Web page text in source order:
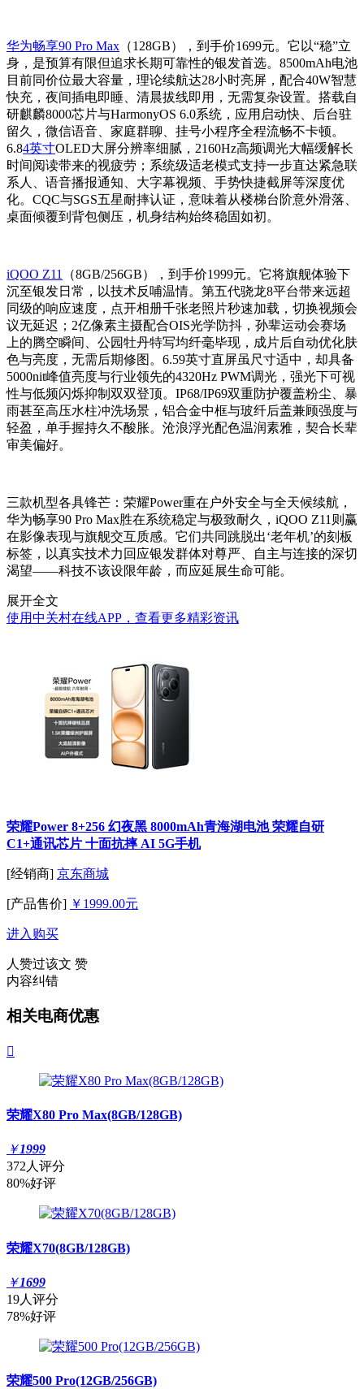
华为畅享90 Pro Max （128GB），到手价1699元。它以“稳”立
身，是预算有限但追求长期可靠性的银发首选。8500mAh电池
目前同价位最大容量，理论续航达28小时亮屏，配合40W智慧
快充，夜间插电即睡、清晨拔线即用，无需复杂设置。搭载自
研麒麟8000芯片与HarmonyOS 6.0系统，应用启动快、后台驻
留久，微信语音、家庭群聊、挂号小程序全程流畅不卡顿。
6.84英寸OLED大屏分辨率细腻，2160Hz高频调光大幅缓解长
时间阅读带来的视疲劳；系统级适老模式支持一步直达紧急联
系人、语音播报通知、大字幕视频、手势快捷截屏等深度优
化。CQC与SGS五星耐摔认证，意味着从楼梯台阶意外滑落、
桌面倾覆到背包侧压，机身结构始终稳固如初。
iQOO Z11
（8GB/256GB），到手价1999元。它将旗舰体验下
沉至银发日常，以技术反哺温情。第五代骁龙8平台带来远超
同级的响应速度，点开相册千张老照片秒速加载，切换视频会
议无延迟；2亿像素主摄配合OIS光学防抖，孙辈运动会赛场
上的腾空瞬间、公园牡丹特写均纤毫毕现，成片后自动优化肤
色与亮度，无需后期修图。6.59英寸直屏虽尺寸适中，却具备
5000nit峰值亮度与行业领先的4320Hz PWM调光，强光下可视
性与低频闪烁抑制双双登顶。IP68/IP69双重防护覆盖粉尘、暴
雨甚至高压水柱冲洗场景，铝合金中框与玻纤后盖兼顾强度与
轻盈，单手握持久不酸胀。沧浪浮光配色温润素雅，契合长辈
审美偏好。
三款机型各具锋芒：荣耀Power重在户外安全与全天候续航，
华为畅享90 Pro Max胜在系统稳定与极致耐久，iQOO Z11则赢
在影像表现与旗舰交互质感。它们共同跳脱出‘老年机’的刻板
标签，以真实技术力回应银发群体对尊严、自主与连接的深切
渴望——科技不该设限年龄，而应延展生命可能。
展开全文
使用中关村在线APP，查看更多精彩资讯
荣耀Power 8+256 幻夜黑 8000mAh青海湖电池 荣耀自研
C1+通讯芯片 十面抗摔 AI 5G手机
[经销商] 京东商城
[产品售价] ￥1999.00元
进入购买
人赞过该文 赞
内容纠错
相关电商优惠

荣耀X80 Pro Max(8GB/128GB)
￥1999
372人评分
80%好评
荣耀X70(8GB/128GB)
￥1699
19人评分
78%好评
荣耀500 Pro(12GB/256GB)